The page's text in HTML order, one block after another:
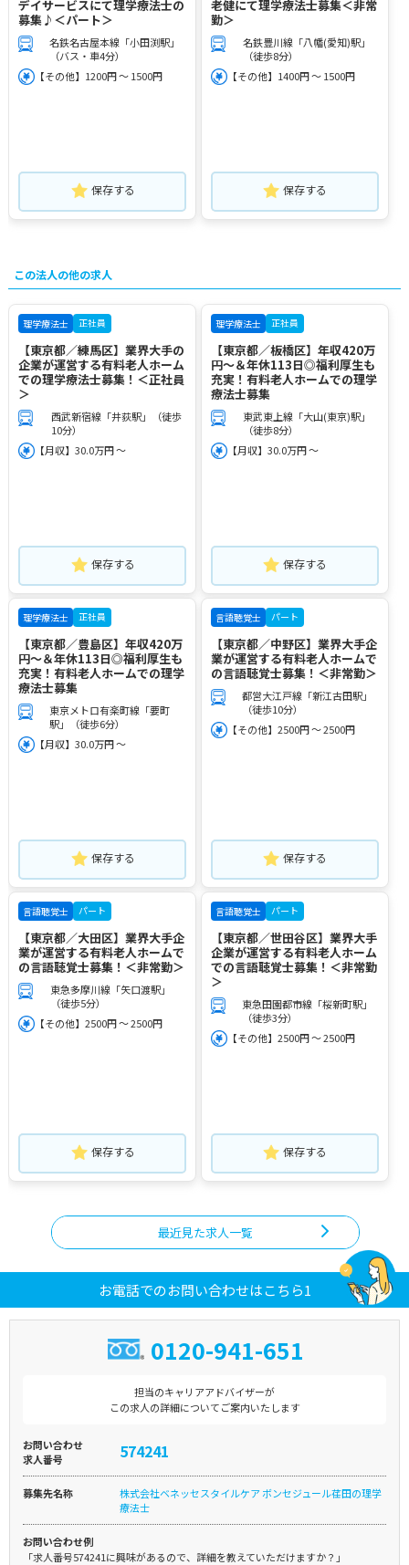
デイサービスにて理学療法士の
募集♪＜パート＞
名鉄名古屋本線「小田渕駅」
（バス・車4分）
【その他】1200円 ～ 1500円
保存する
老健にて理学療法士募集＜非常
勤＞
名鉄豊川線「八幡(愛知)駅」
（徒歩8分）
【その他】1400円 ～ 1500円
保存する
この法人の他の求人
理学療法士 正社員
【東京都／練馬区】業界大手の
企業が運営する有料老人ホーム
での理学療法士募集！＜正社員
＞
西武新宿線「井荻駅」（徒歩
10分）
【月収】30.0万円 ～
保存する
理学療法士 正社員
【東京都／板橋区】年収420万
円～＆年休113日◎福利厚生も
充実！有料老人ホームでの理学
療法士募集
東武東上線「大山(東京)駅」
（徒歩8分）
【月収】30.0万円 ～
保存する
理学療法士 正社員
【東京都／豊島区】年収420万
円～＆年休113日◎福利厚生も
充実！有料老人ホームでの理学
療法士募集
東京メトロ有楽町線「要町
駅」（徒歩6分）
【月収】30.0万円 ～
保存する
言語聴覚士 パート
【東京都／中野区】業界大手企
業が運営する有料老人ホームで
の言語聴覚士募集！＜非常勤＞
都営大江戸線「新江古田駅」
（徒歩10分）
【その他】2500円 ～ 2500円
保存する
言語聴覚士 パート
【東京都／大田区】業界大手企
業が運営する有料老人ホームで
の言語聴覚士募集！＜非常勤＞
東急多摩川線「矢口渡駅」
（徒歩5分）
【その他】2500円 ～ 2500円
保存する
言語聴覚士 パート
【東京都／世田谷区】業界大手
企業が運営する有料老人ホーム
での言語聴覚士募集！＜非常勤
＞
東急田園都市線「桜新町駅」
（徒歩3分）
【その他】2500円 ～ 2500円
保存する
最近見た求人一覧
お電話でのお問い合わせはこちら1
0120-941-651
担当のキャリアアドバイザーが
この求人の詳細についてご案内いたします
お問い合わせ
求人番号
574241
募集先名称
株式会社ベネッセスタイルケア ボンセジュール荏田の理学
療法士
お問い合わせ例
「求人番号574241に興味があるので、詳細を教えていただけますか？」